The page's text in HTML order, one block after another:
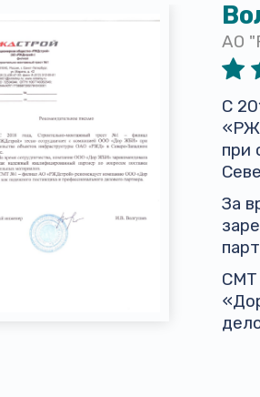
АО
С
при
За
СМТ